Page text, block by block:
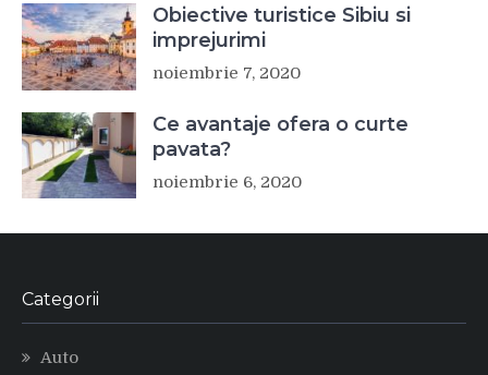
Obiective turistice Sibiu si
imprejurimi
noiembrie 7, 2020
Ce avantaje ofera o curte
pavata?
noiembrie 6, 2020
Categorii
Auto